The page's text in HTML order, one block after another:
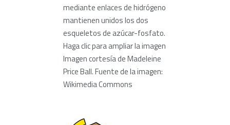
mediante enlaces de hidrógeno
mantienen unidos los dos
esqueletos de azúcar-fosfato.
Haga clic para ampliar la imagen
Imagen cortesía de Madeleine
Price Ball. Fuente de la imagen:
Wikimedia Commons